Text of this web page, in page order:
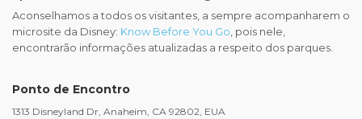
Aconselhamos a todos os visitantes, a sempre acompanharem o
microsite da Disney: Know Before You Go , pois nele,
encontrarão informações atualizadas a respeito dos parques.
Ponto de Encontro
1313 Disneyland Dr, Anaheim, CA 92802, EUA